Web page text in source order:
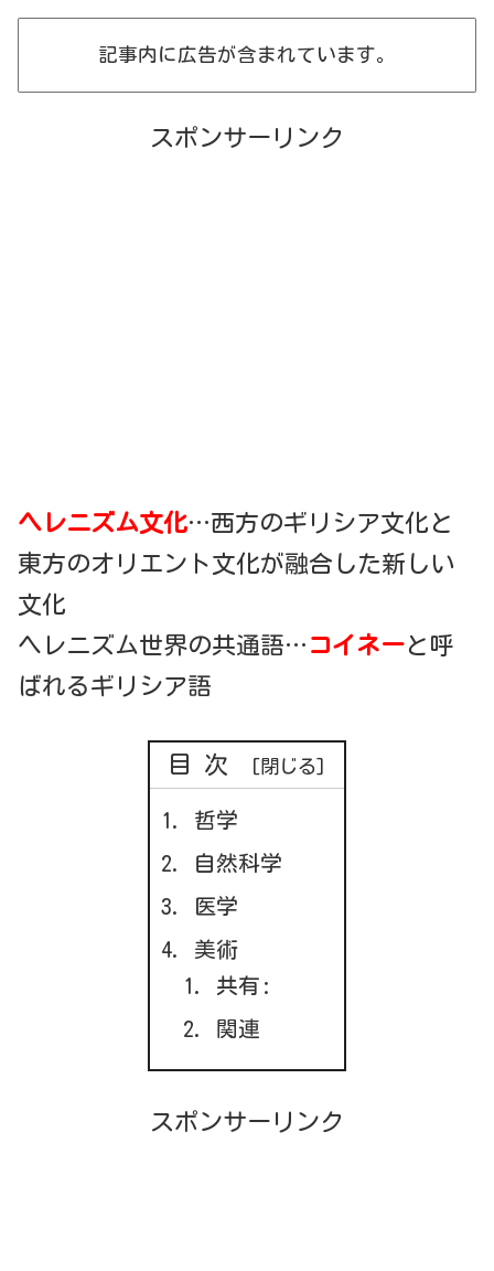
記事内に広告が含まれています。
スポンサーリンク
ヘレニズム文化…西方のギリシア文化と
東方のオリエント文化が融合した新しい
文化
ヘレニズム世界の共通語… コイネーと呼
ばれるギリシア語
目次
哲学
自然科学
医学
美術
共有:
関連
スポンサーリンク